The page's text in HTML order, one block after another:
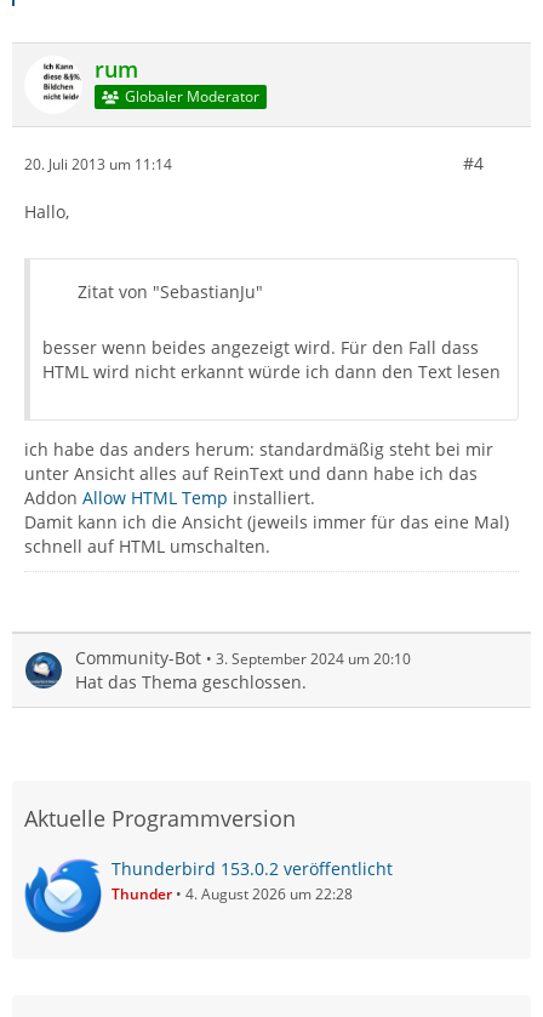
rum
Globaler Moderator
20. Juli 2013 um 11:14 #4
Hallo,
Zitat von "SebastianJu"
besser wenn beides angezeigt wird. Für den Fall dass
HTML wird nicht erkannt würde ich dann den Text lesen
ich habe das anders herum: standardmäßig steht bei mir
unter Ansicht alles auf ReinText und dann habe ich das
Addon Allow HTML Temp installiert.
Damit kann ich die Ansicht (jeweils immer für das eine Mal)
schnell auf HTML umschalten.
Community-Bot 3. September 2024 um 20:10
Hat das Thema geschlossen.
Aktuelle Programmversion
Thunderbird 153.0.2 veröffentlicht
Thunder 4. August 2026 um 22:28